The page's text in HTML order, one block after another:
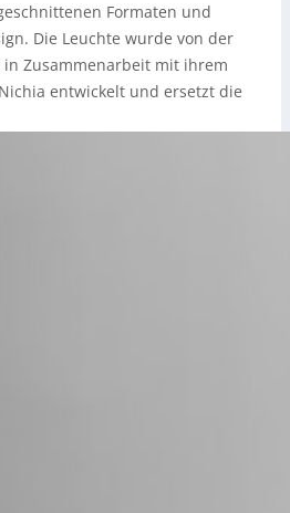
Formaten und
Die Leuchte wurde von der
in Zusammenarbeit mit ihrem
entwickelt und ersetzt die